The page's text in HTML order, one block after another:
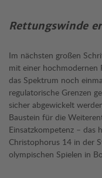
Rettungswinde
Im nächsten großen
mit einer hochmodernen
das Spektrum noch
regulatorische Grenzen
sicher abgewickelt
Baustein für die
Einsatzkompetenz – das
Christophorus 14 in der
olympischen Spielen in